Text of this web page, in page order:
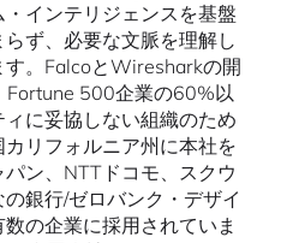
インテリジェンスを基盤
ず、必要な文脈を理解し
。FalcoとWiresharkの開
Fortune 500企業の60%以
に妥協しない組織のため
リフォルニア州に本社を
ン、NTTドコモ、スクウ
銀行/ゼロバンク・デザイ
の企業に採用されていま